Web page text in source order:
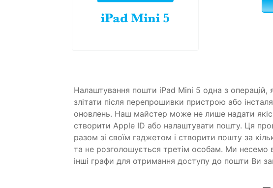
Налаштування пошти iPad Mini 5 одна з операцій,
злітати після перепрошивки пристрою або
оновлень. Наш майстер може не лише надати
створити Apple ID або налаштувати пошту. Ця
разом зі своїм гаджетом і створити пошту за
та не розголошується третім особам. Ми несемо
інші графи для отримання доступу до пошти Ви